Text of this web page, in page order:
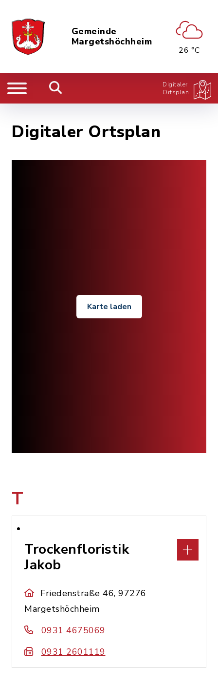
Gemeinde
Margetshöchheim
26 °C
Digitaler
Ortsplan
Digitaler Ortsplan
Karte laden
T
Trockenfloristik
Jakob
Friedenstraße 46, 97276
Margetshöchheim
0931 4675069
0931 2601119